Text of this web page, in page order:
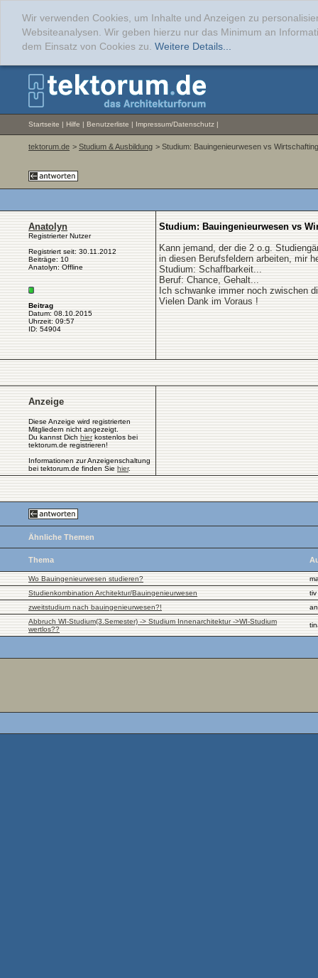
Wir verwenden Cookies, um Inhalte und Anzeigen zu
Websiteanalysen. Wir geben hierzu nur das Minimum an
dem Einsatz von Cookies zu. Weitere Details...
Startseite | Hilfe | Benutzerliste | Impressum/Datenschutz |
tektorum.de > Studium & Ausbildung > Studium: Bauingenieurwesen vs
Anatolyn
Registrierter Nutzer
Registriert seit: 30.11.2012
Beiträge: 10
Anatolyn: Offline
Beitrag
Datum: 08.10.2015
Uhrzeit: 09:57
ID: 54904
Studium: Bauingenieurwesen vs
Kann jemand, der die 2 o.g.
in diesen Berufsfeldern arbeiten, mir
Studium: Schaffbarkeit...
Beruf: Chance, Gehalt...
Ich schwanke immer noch zwischen
Vielen Dank im Voraus !
Anzeige
Diese Anzeige wird registrierten
Mitgliedern nicht angezeigt.
Du kannst Dich hierkostenlos bei
tektorum.de registrieren!
Informationen zur Anzeigenschaltung
bei tektorum.de finden Sie hier.
Ähnliche Themen
Thema
Wo Bauingenieurwesen studieren?
Studienkombination Architektur/Bauingenieurwesen
tiv
zweitstudium nach bauingenieurwesen?!
Abbruch WI-Studium(3.Semester) -> Studium Innenarchitektur ->WI-Studium
wertlos??